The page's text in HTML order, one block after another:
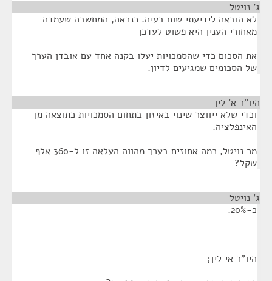
ג' נויטל
לא הובאה לידיעתי שום בעיה. כנראה, המחשבה שעמדה
מאחורי הענין היא פשוט לעדכן
את הסכום כדי שהסמכויות יעלו בקנה אחד עם אובדן הערך
של הסכומים שמגיעים לדיון.
היו"ר א' לין
וכדי שלא ייווצר שינוי באיזון בתחום הסמכויות כתוצאה מן
האינפלציה.
מר נויטל, כמה אחוזים בערך מהווה העלאה זו ל-360 אלף
שקל?
ג' נויטל
כ-20%.
היו"ר אי לין;